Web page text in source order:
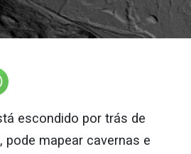
escondido por trás de
pode mapear cavernas e